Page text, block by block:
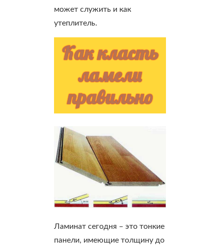
может служить и как
утеплитель.
Как класть
ламели
правильно
Ламинат сегодня – это тонкие
панели, имеющие толщину до